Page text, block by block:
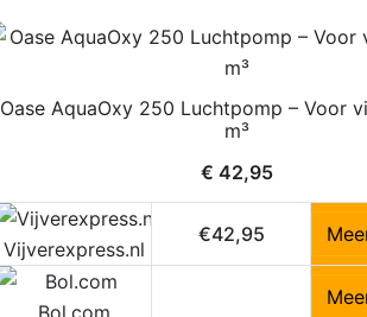
Oase AquaOxy 250 Luchtpomp – Voor
m³
€ 42,95
Vijverexpress.nl
€42,95
Bol.com